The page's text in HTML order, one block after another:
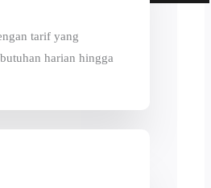
tarif yang
harian hingga